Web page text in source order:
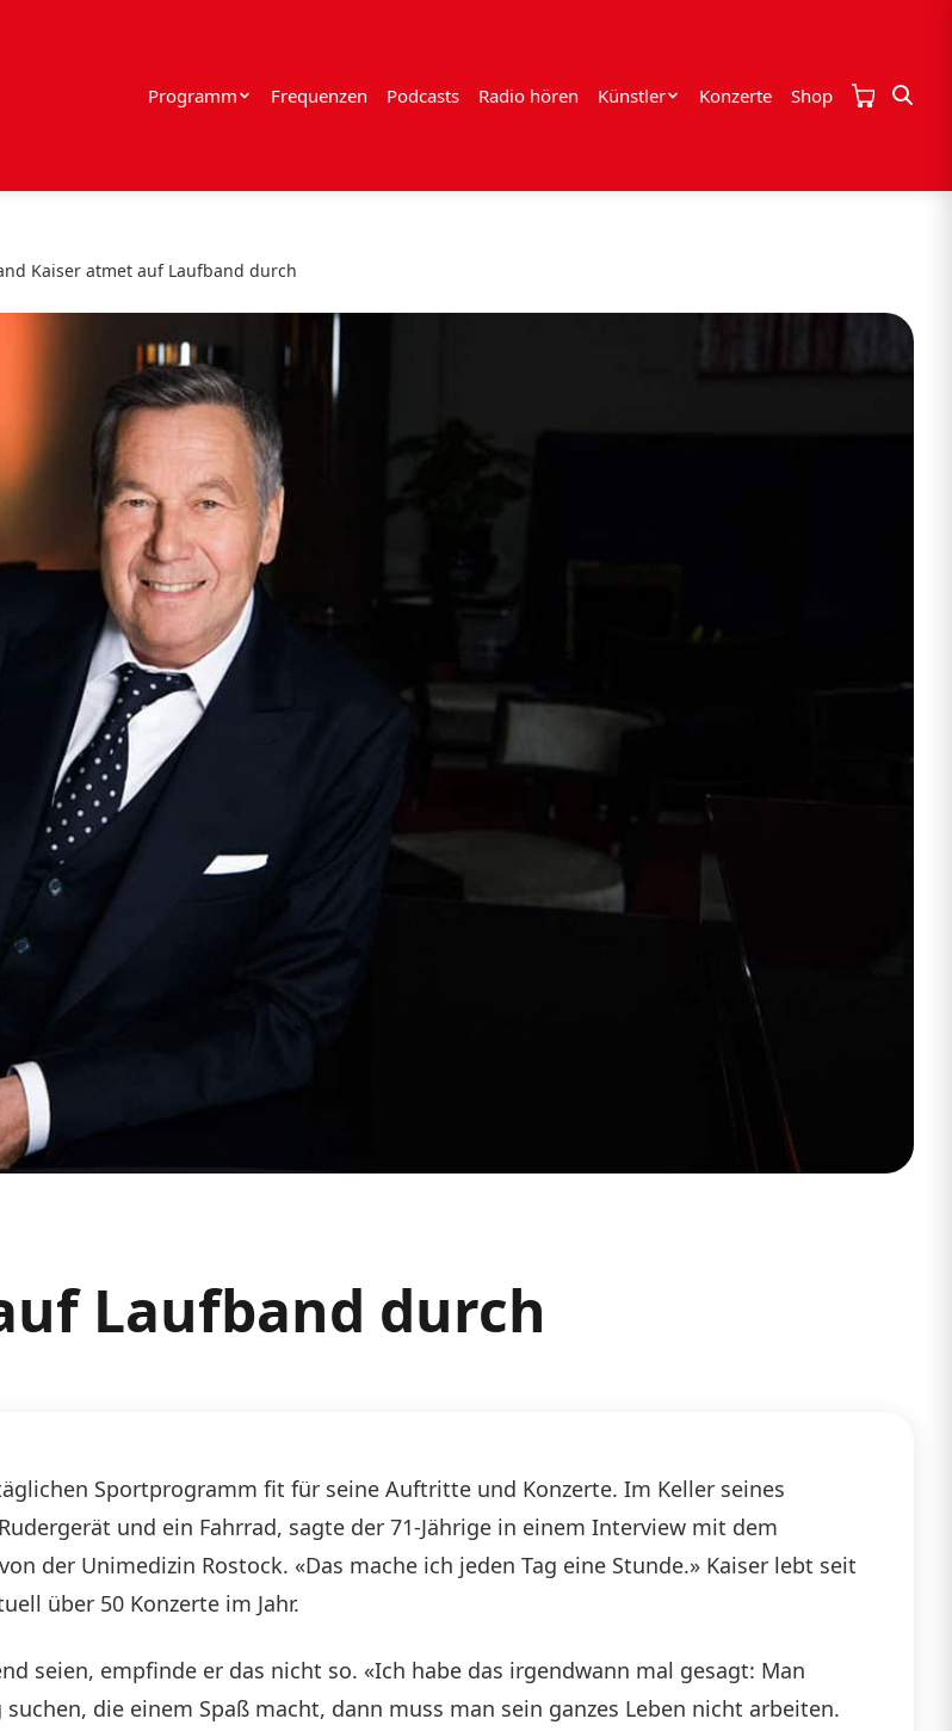
Programm Frequenzen Podcasts Radio hören Künstler Konzerte Shop
Kaiser atmet auf Laufband durch
Laufband durch
Sportprogramm fit für seine Auftritte und Konzerte. Im Keller seines
und ein Fahrrad, sagte der 71-Jährige in einem Interview mit dem
der Unimedizin Rostock. «Das mache ich jeden Tag eine Stunde.» Kaiser lebt seit
über 50 Konzerte im Jahr.
seien, empfinde er das nicht so. «Ich habe das irgendwann mal gesagt: Man
die einem Spaß macht, dann muss man sein ganzes Leben nicht arbeiten.